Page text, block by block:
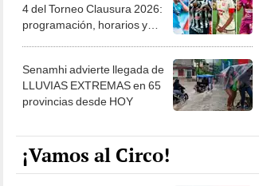
4 del Torneo Clausura 2026:
programación, horarios y
Senamhi advierte llegada de
LLUVIAS EXTREMAS en 65
provincias desde HOY
¡Vamos al Circo!